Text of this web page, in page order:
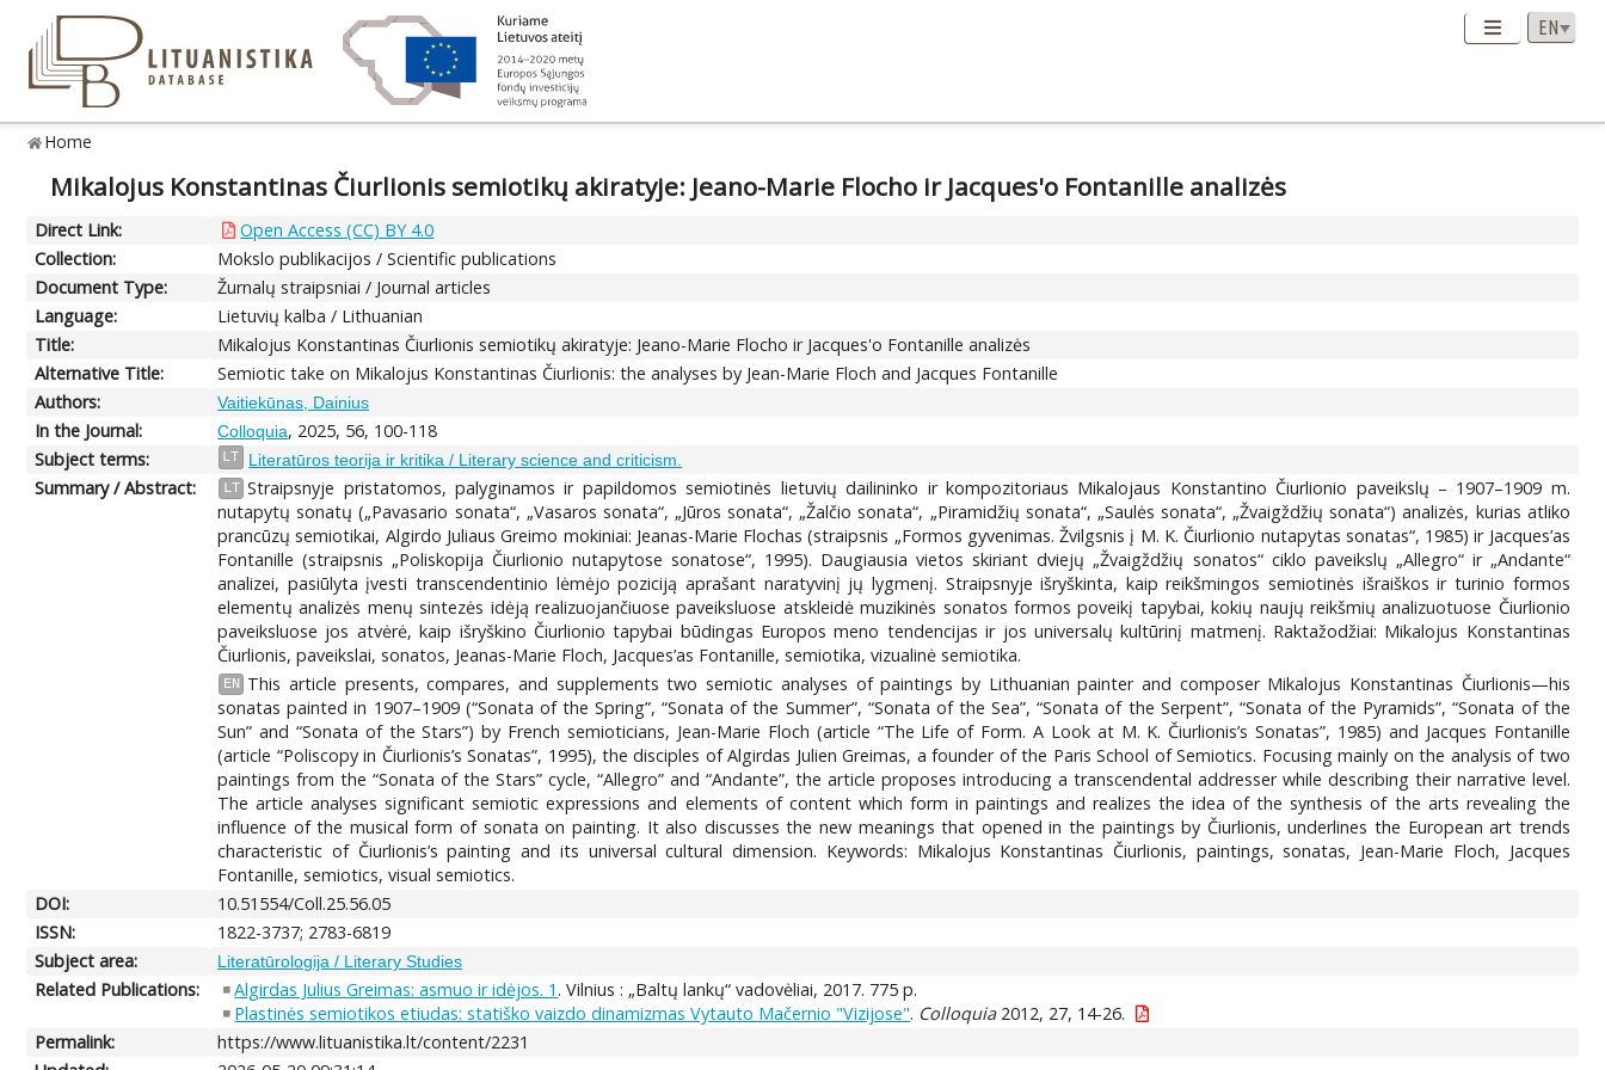
Home
Mikalojus Konstantinas Čiurlionis semiotikų akiratyje: Jeano-Marie Flocho ir Jacques'o Fontanille analizės
Direct Link:
Open Access (CC) BY 4.0
Collection:
Mokslo publikacijos / Scientific publications
Document Type:
Žurnalų straipsniai / Journal articles
Language:
Lietuvių kalba / Lithuanian
Title:
Mikalojus Konstantinas Čiurlionis semiotikų akiratyje: Jeano-Marie Flocho ir Jacques'o Fontanille analizės
Alternative Title:
Semiotic take on Mikalojus Konstantinas Čiurlionis: the analyses by Jean-Marie Floch and Jacques Fontanille
Authors:
Vaitiekūnas, Dainius
In the Journal: Colloquia, 2025, 56, 100-118
Subject terms:
LT Literatūros teorija ir kritika / Literary science and criticism.
Summary / Abstract: LT Straipsnyje pristatomos, palyginamos ir papildomos semiotinės lietuvių dailininko ir kompozitoriaus Mikalojaus Konstantino Čiurlionio paveikslų – 1907–1909 m.
nutapytų sonatų („Pavasario sonata“, „Vasaros sonata“, „Jūros sonata“, „Žalčio sonata“, „Piramidžių sonata“, „Saulės sonata“, „Žvaigždžių sonata“) analizės, kurias atliko
prancūzų semiotikai, Algirdo Juliaus Greimo mokiniai: Jeanas-Marie Flochas (straipsnis „Formos gyvenimas. Žvilgsnis į M. K. Čiurlionio nutapytas sonatas“, 1985) ir Jacques’as
Fontanille (straipsnis „Poliskopija Čiurlionio nutapytose sonatose“, 1995). Daugiausia vietos skiriant dviejų „Žvaigždžių sonatos“ ciklo paveikslų „Allegro“ ir „Andante“
analizei, pasiūlyta įvesti transcendentinio lėmėjo poziciją aprašant naratyvinį jų lygmenį. Straipsnyje išryškinta, kaip reikšmingos semiotinės išraiškos ir turinio formos
elementų analizės menų sintezės idėją realizuojančiuose paveiksluose atskleidė muzikinės sonatos formos poveikį tapybai, kokių naujų reikšmių analizuotuose Čiurlionio
paveiksluose jos atvėrė, kaip išryškino Čiurlionio tapybai būdingas Europos meno tendencijas ir jos universalų kultūrinį matmenį. Raktažodžiai: Mikalojus Konstantinas
Čiurlionis, paveikslai, sonatos, Jeanas-Marie Floch, Jacques’as Fontanille, semiotika, vizualinė semiotika.
EN
This article presents, compares, and supplements two semiotic analyses of paintings by Lithuanian painter and composer Mikalojus Konstantinas Čiurlionis—his
sonatas painted in 1907–1909 (“Sonata of the Spring”, “Sonata of the Summer”, “Sonata of the Sea”, “Sonata of the Serpent”, “Sonata of the Pyramids”, “Sonata of the
Sun” and “Sonata of the Stars”) by French semioticians, Jean-Marie Floch (article “The Life of Form. A Look at M. K. Čiurlionis’s Sonatas”, 1985) and Jacques Fontanille
(article “Poliscopy in Čiurlionis’s Sonatas”, 1995), the disciples of Algirdas Julien Greimas, a founder of the Paris School of Semiotics. Focusing mainly on the analysis of two
paintings from the “Sonata of the Stars” cycle, “Allegro” and “Andante”, the article proposes introducing a transcendental addresser while describing their narrative level.
The article analyses significant semiotic expressions and elements of content which form in paintings and realizes the idea of the synthesis of the arts revealing the
influence of the musical form of sonata on painting. It also discusses the new meanings that opened in the paintings by Čiurlionis, underlines the European art trends
characteristic of Čiurlionis’s painting and its universal cultural dimension. Keywords: Mikalojus Konstantinas Čiurlionis, paintings, sonatas, Jean-Marie Floch, Jacques
Fontanille, semiotics, visual semiotics.
DOI:
10.51554/Coll.25.56.05
ISSN:
1822-3737; 2783-6819
Subject area:
Literatūrologija / Literary Studies
Related Publications: Algirdas Julius Greimas: asmuo ir idėjos. 1 . Vilnius : „Baltų lankų“ vadovėliai, 2017. 775 p.
Plastinės semiotikos etiudas: statiško vaizdo dinamizmas Vytauto Mačernio "Vizijose". Colloquia2012, 27, 14-26.
Permalink:
https://www.lituanistika.lt/content/2231